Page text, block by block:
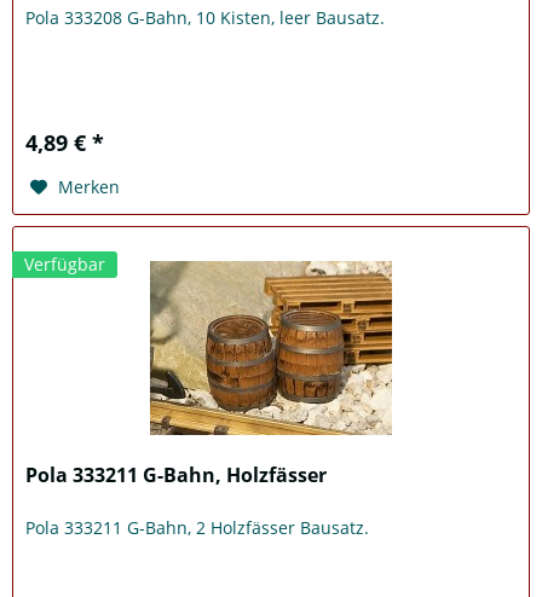
Pola 333208 G-Bahn, 10 Kisten, leer Bausatz.
4,89 € *
Merken
Verfügbar
Pola 333211 G-Bahn, Holzfässer
Pola 333211 G-Bahn, 2 Holzfässer Bausatz.